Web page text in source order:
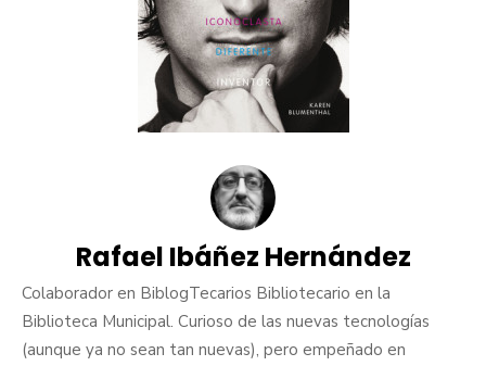
Rafael Ibáñez Hernández
Colaborador en BiblogTecarios Bibliotecario en la
Biblioteca Municipal. Curioso de las nuevas tecnologías
(aunque ya no sean tan nuevas), pero empeñado en